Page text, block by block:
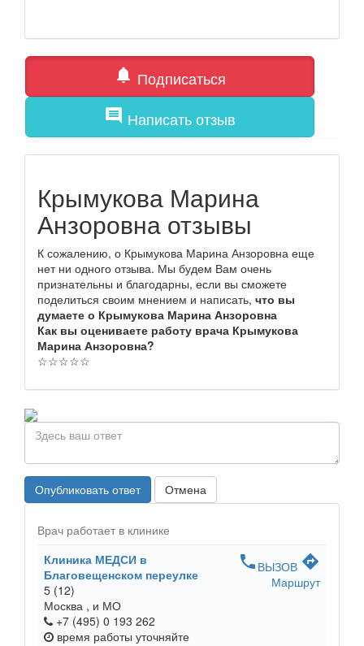
notifications Подписаться
comment Написать отзыв
Крымукова Марина
Анзоровна отзывы
К сожалению, о Крымукова Марина Анзоровна еще
нет ни одного отзыва. Мы будем Вам очень
признательны и благодарны, если вы сможете
поделиться своим мнением и написать, что вы
думаете о Крымукова Марина Анзоровна
Как вы оцениваете работу врача Крымукова
Марина Анзоровна?
☆☆☆☆☆
Опубликовать ответ Отмена
Врач работает в клинике
Клиника МЕДСИ в
Благовещенском переулке
5 (12)
Москва , и МО
+7 (495) 0 193 262
время работы уточняйте
phone ВЫЗОВ directions
Маршрут